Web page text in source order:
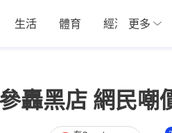
生活 體育 經濟 01深
更多
轟黑店 網民嘲